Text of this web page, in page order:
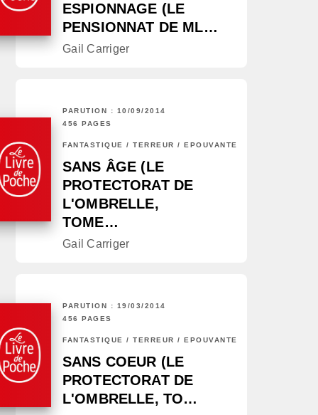
ESPIONNAGE (LE
PENSIONNAT DE ML…
Gail Carriger
PARUTION : 10/09/2014
456 PAGES
FANTASTIQUE / TERREUR / EPOUVANTE
SANS ÂGE (LE
PROTECTORAT DE
L'OMBRELLE,
TOME…
Gail Carriger
PARUTION : 19/03/2014
456 PAGES
FANTASTIQUE / TERREUR / EPOUVANTE
SANS COEUR (LE
PROTECTORAT DE
L'OMBRELLE, TO…